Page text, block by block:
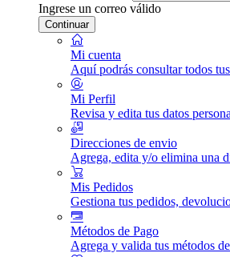
Ingrese un correo válido
Continuar
Mi cuenta
Aquí podrás consultar todos
Mi Perfil
Revisa y edita tus datos
Direcciones de envio
Agrega, edita y/o elimina una
Mis Pedidos
Gestiona tus pedidos,
Métodos de Pago
Agrega y valida tus métodos